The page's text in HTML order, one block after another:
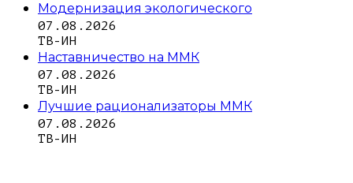
Модернизация экологического
07.08.2026
ТВ-ИН
Наставничество на ММК
07.08.2026
ТВ-ИН
Лучшие рационализаторы ММК
07.08.2026
ТВ-ИН